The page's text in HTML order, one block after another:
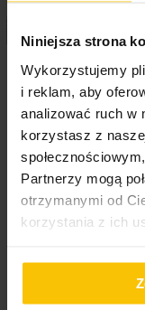
Niniejsza strona
Wykorzystujemy
i reklam, aby
analizować ruch w
korzystasz z
Partnerzy mogą
otrzymanymi od
korzystania z ich
Pobierz instrukcję
Komplet zawiera:
poszwę na kołdrę:
poszewkę na
skład: 100%
bawełniana
gramatura: 125 g/
do listy życzeń
Poszewka na
40x40 cm z satyny
bawełnianej
jasnobrązowa
19,10 zł
Dodaj do koszyka